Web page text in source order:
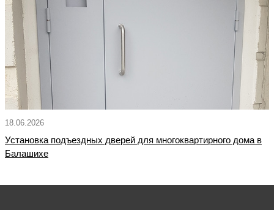
18.06.2026
Установка подъездных дверей для многоквартирного дома в
Балашихе